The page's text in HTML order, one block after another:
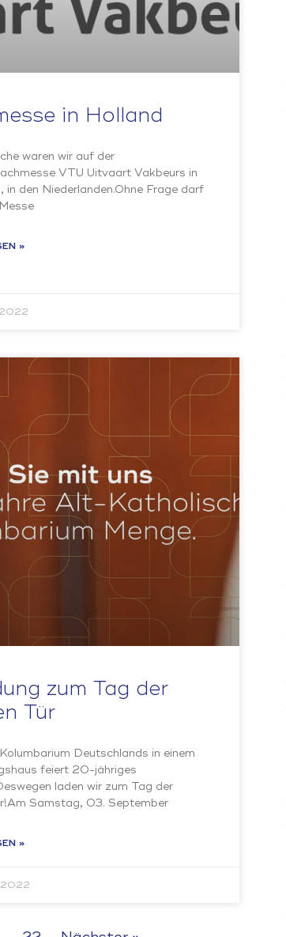
in Holland
waren wir auf der
VTU Uitvaart Vakbeurs in
in den Niederlanden.Ohne Frage darf
»
zum Tag der
Tür
Deutschlands in einem
feiert 20-jähriges
laden wir zum Tag der
Samstag, 03. September
»
2022